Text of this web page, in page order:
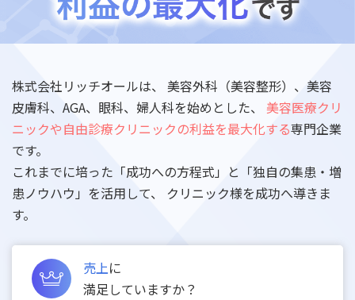
株式会社リッチオールは、 美容外科（美容整形）、美容
皮膚科、AGA、眼科、婦人科を始めとした、 美容医療クリ
ニックや自由診療クリニックの利益を最大化する専門企業
です。
これまでに培った「成功への方程式」と「独自の集患・増
患ノウハウ」を活用して、
クリニック様を成功へ導きま
す。
売上に
満足していますか？